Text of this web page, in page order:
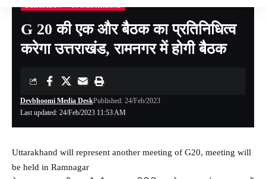
Devbhoomi Media >Blog>NATIONAL>UTTARAKHAND>DEHRADUN
G 20 की एक और बैठक का प्रतिनिधित्व
करेगा उत्तराखंड, रामनगर में होगी बैठक
Last updated: 24/Feb/2023 11:53 AM
Devbhoomi Media DeskPublished: 24/Feb/2023
Uttarakhand will represent another meeting of G20, meeting will
be held in Ramnagar